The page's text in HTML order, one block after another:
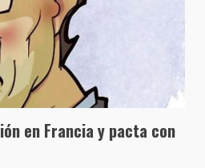
en Francia y pacta con